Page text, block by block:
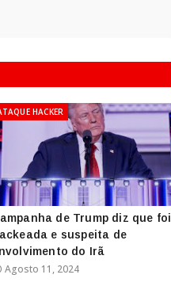
HACKER
de Trump diz que foi
e suspeita de
do Irã
Agosto 11, 2024